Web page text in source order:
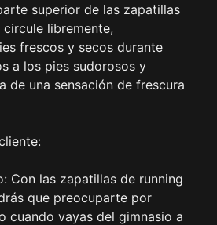
superior de las zapatillas
libremente,
frescos y secos durante
a los pies sudorosos y
de una sensación de frescura
Con las zapatillas de running
que preocuparte por
cuando vayas del gimnasio a